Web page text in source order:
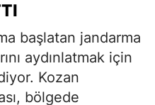
başlatan jandarma
aydınlatmak için
Kozan
bölgede